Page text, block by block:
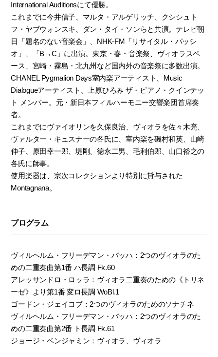
International Auditionsにて優勝。
これまでに今井信子、マルタ・アルゲリッチ、クシシュト
フ・ヤブウォンスキ、ダン・タイ・ソンらと共演。テレビ朝
日「題名のない音楽会」、NHK-FM「リサイタル・パッシ
オ」、「B→C」に出演。東京・春・音楽祭、ヴィオラスペ
ース、宮崎・霧島・北九州など国内外の音楽祭に多数出演。
CHANEL Pygmalion Days室内楽アーティスト、Music
Dialogueアーティスト。上原ひろみ ザ・ピアノ・クインテッ
ト メンバー。元・新日本フィルハーモニー交響楽団首席奏
者。
これまでにヴァイオリンを久保良治、ヴィオラを佐々木亮、
ヴァルター・キュスナーの各氏に、室内楽を磯村和英、山崎
伸子、原田幸一郎、堤剛、徳永二男、毛利伯郎、山口裕之の
各氏に師事。
使用楽器は、宗次コレクションより特別に貸与された
Montagnana。
プログラム
ヴィルヘルム・フリーデマン・バッハ：2つのヴィオラのた
めの二重奏曲第1番 ハ長調 Fk.60
アレッサンドロ・ロッラ：ヴィオラ二重奏のための《トリネ
ーゼ》より第1番 変ロ長調 WoBl.1
ゴードン・ジェイコブ：2つのヴィオラのためのソナチネ
ヴィルヘルム・フリーデマン・バッハ：2つのヴィオラのた
めの二重奏曲第2番 ト長調 Fk.61
ジョージ・ベンジャミン：ヴィオラ、ヴィオラ